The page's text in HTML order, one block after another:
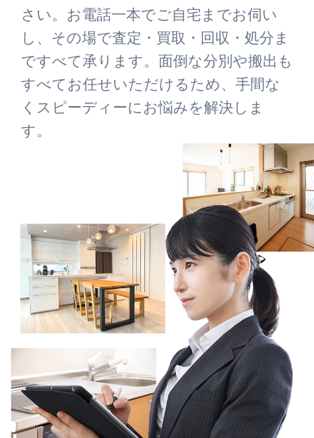
さい。お電話一本でご自宅までお伺い
し、その場で査定・買取・回収・処分ま
ですべて承ります。面倒な分別や搬出も
すべてお任せいただけるため、手間な
くスピーディーにお悩みを解決しま
す。